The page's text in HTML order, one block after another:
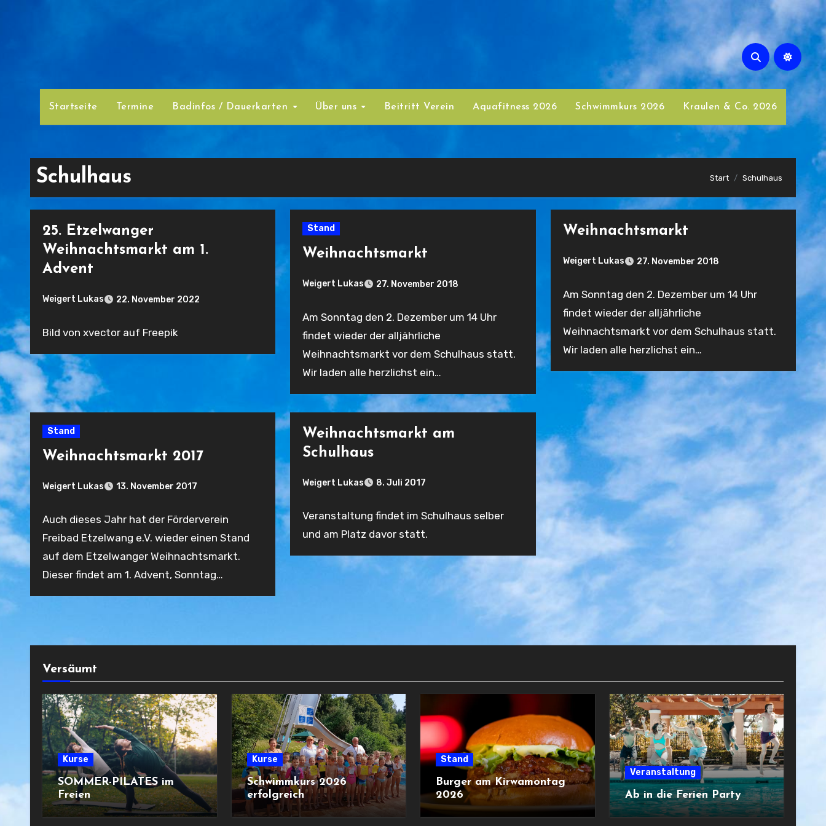
Startseite Termine Badinfos / Dauerkarten Über uns Beitritt Verein Aquafitness 2026 Schwimmkurs 2026 Kraulen & Co. 2026
Schulhaus Start Schulhaus
25. Etzelwanger
Weihnachtsmarkt am 1.
Advent
Weigert Lukas 22. November 2022
Kommentare
Bild von xvector auf Freepik
Stand
Weihnachtsmarkt
Weigert Lukas 27. November 2018
Kommentare
Am Sonntag den 2. Dezember um 14 Uhr
findet wieder der alljährliche
Weihnachtsmarkt vor dem Schulhaus statt.
Wir laden alle herzlichst ein…
Weihnachtsmarkt
Weigert Lukas 27. November 2018
Kommentare
Am Sonntag den 2. Dezember um 14 Uhr
findet wieder der alljährliche
Weihnachtsmarkt vor dem Schulhaus statt.
Wir laden alle herzlichst ein…
Stand
Weihnachtsmarkt 2017
Weigert Lukas 13. November 2017
Kommentare
Auch dieses Jahr hat der Förderverein
Freibad Etzelwang e.V. wieder einen Stand
auf dem Etzelwanger Weihnachtsmarkt.
Dieser findet am 1. Advent, Sonntag…
Weihnachtsmarkt am
Schulhaus
Weigert Lukas 8. Juli 2017
Kommentare
Veranstaltung findet im Schulhaus selber
und am Platz davor statt.
Versäumt
Kurse
SOMMER-PILATES im
Freien
Kurse
Schwimmkurs 2026
erfolgreich
Stand
Burger am Kirwamontag
2026
Veranstaltung
Ab in die Ferien Party